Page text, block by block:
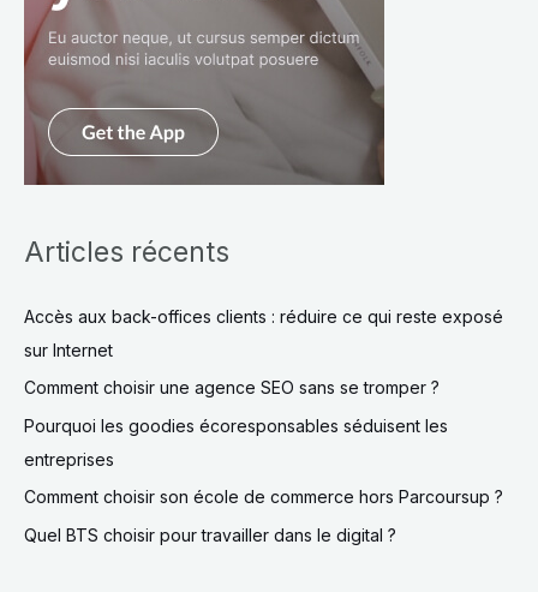
Articles récents
Accès aux back-offices clients : réduire ce qui reste exposé
sur Internet
Comment choisir une agence SEO sans se tromper ?
Pourquoi les goodies écoresponsables séduisent les
entreprises
Comment choisir son école de commerce hors Parcoursup ?
Quel BTS choisir pour travailler dans le digital ?